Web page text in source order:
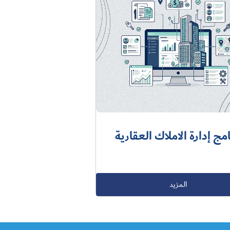
إدارة الاملاك العقارية
المزيد